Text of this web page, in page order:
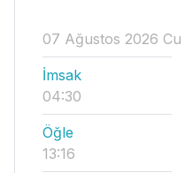
07 Ağustos 2026 Cu
İmsak
04:30
Öğle
13:16